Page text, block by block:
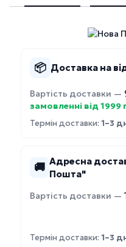
📦 Доставка на
Вартість доставки —
замовленні від 1999
Термін доставки: 1–3
🚚 Адресна
Пошта"
Вартість доставки —
Термін доставки: 1–3